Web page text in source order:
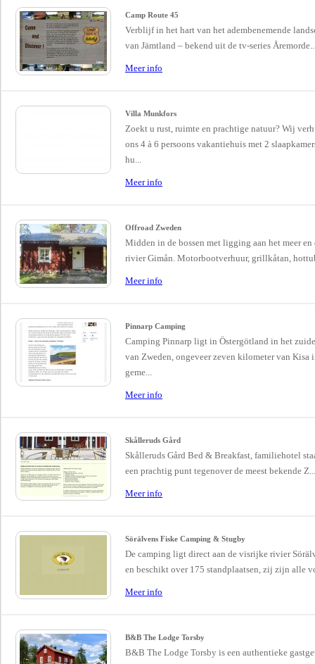
Camp Route 45
Verblijf in het hart van het adembenemende
van Jämtland – bekend uit de tv-series
Meer info
Villa Munkfors
Zoekt u rust, ruimte en prachtige natuur? Wij
ons 4 à 6 persoons vakantiehuis met 2
hu...
Meer info
Offroad Zweden
Midden in de bossen met ligging aan het meer en
rivier Gimån. Motorbootverhuur, grillkåtan,
Meer info
Pinnarp Camping
Camping Pinnarp ligt in Östergötland in het
van Zweden, ongeveer zeven kilometer van Kisa
geme...
Meer info
Skålleruds Gård
Skålleruds Gård Bed & Breakfast, familiehotel
een prachtig punt tegenover de meest bekende Z...
Meer info
Sörälvens Fiske Camping & Stugby
De camping ligt direct aan de visrijke rivier
en beschikt over 175 standplaatsen, zij zijn alle
Meer info
B&B The Lodge Torsby
B&B The Lodge Torsby is een authentieke